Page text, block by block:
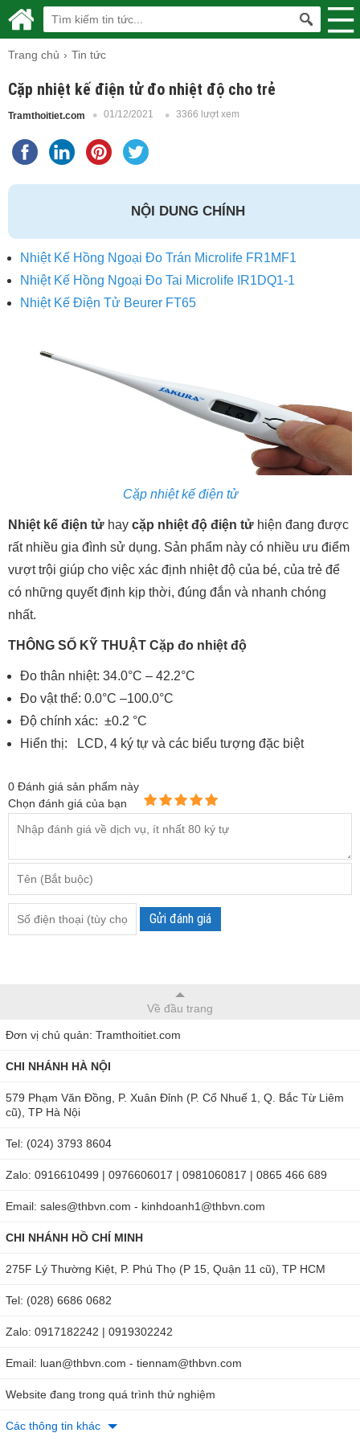
Trang chủ Tin tức
Cặp nhiệt kế điện tử đo nhiệt độ cho trẻ
Tramthoitiet.com 01/12/2021 3366 lượt xem
NỘI DUNG CHÍNH
Nhiệt Kế Hồng Ngoại Đo Trán Microlife FR1MF1
Nhiệt Kế Hồng Ngoại Đo Tai Microlife IR1DQ1-1
Nhiệt Kế Điện Tử Beurer FT65
Cặp nhiệt kế điện tử
Nhiệt kế điện tử hay cặp nhiệt độ điện tử hiện đang được
rất nhiều gia đình sử dụng. Sản phẩm này có nhiều ưu điểm
vượt trội giúp cho việc xác định nhiệt độ của bé, của trẻ để
có những quyết định kịp thời, đúng đắn và nhanh chóng
nhất.
THÔNG SỐ KỸ THUẬT Cặp đo nhiệt độ
Đo thân nhiệt: 34.0°C – 42.2°C
Đo vật thể: 0.0°C –100.0°C
Độ chính xác: ±0.2 °C
Hiển thị: LCD, 4 ký tự và các biểu tượng đặc biệt
0 Đánh giá sản phẩm này
Chọn đánh giá của bạn
Gửi đánh giá
Về đầu trang
Đơn vị chủ quản: Tramthoitiet.com
CHI NHÁNH HÀ NỘI
579 Phạm Văn Đồng, P. Xuân Đỉnh (P. Cổ Nhuế 1, Q. Bắc Từ Liêm
cũ), TP Hà Nội
Tel: (024) 3793 8604
Zalo: 0916610499 | 0976606017 | 0981060817 | 0865 466 689
Email: sales@thbvn.com - kinhdoanh1@thbvn.com
CHI NHÁNH HỒ CHÍ MINH
275F Lý Thường Kiệt, P. Phú Thọ (P 15, Quận 11 cũ), TP HCM
Tel: (028) 6686 0682
Zalo: 0917182242 | 0919302242
Email: luan@thbvn.com - tiennam@thbvn.com
Website đang trong quá trình thử nghiệm
Các thông tin khác